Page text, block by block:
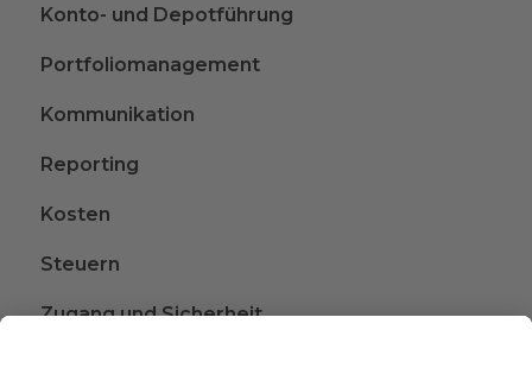
Konto- und Depotführung
Portfoliomanagement
Kommunikation
Reporting
Kosten
Steuern
Zugang und Sicherheit